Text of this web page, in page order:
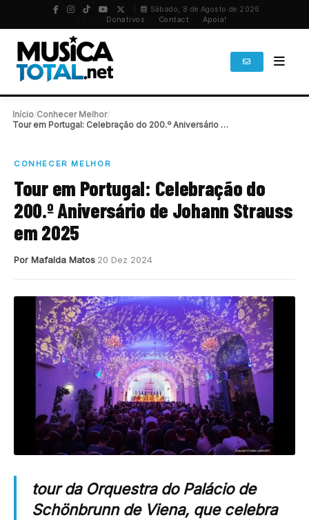
Sábado, 8 de Agosto de 2026
Donativos Contact Apoia!
Início Conhecer Melhor/
Tour em Portugal: Celebração do 200.º Aniversário de…
CONHECER MELHOR
Tour em Portugal: Celebração do
200.º Aniversário de Johann Strauss
em 2025
Por Mafalda Matos 20 Dez 2024
tour da Orquestra do Palácio de
Schönbrunn de Viena, que celebra